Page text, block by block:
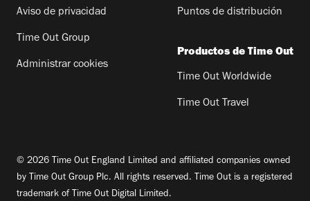
Aviso de privacidad
Time Out Group
Administrar cookies
Puntos de distribución
Productos de Time Out
Time Out Worldwide
Time Out Travel
© 2026 Time Out England Limited and affiliated companies owned
by Time Out Group Plc. All rights reserved. Time Out is a registered
trademark of Time Out Digital Limited.